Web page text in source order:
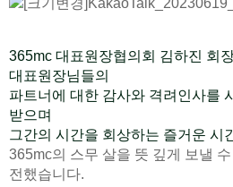
365mc 대표원장협의회 김하진 회
대표원장님들의
파트너에 대한 감사와 격려인사를
받으며
그간의 시간을 회상하는 즐거운 시
365mc의 스무 살을 뜻 깊게 보낼
전했습니다.